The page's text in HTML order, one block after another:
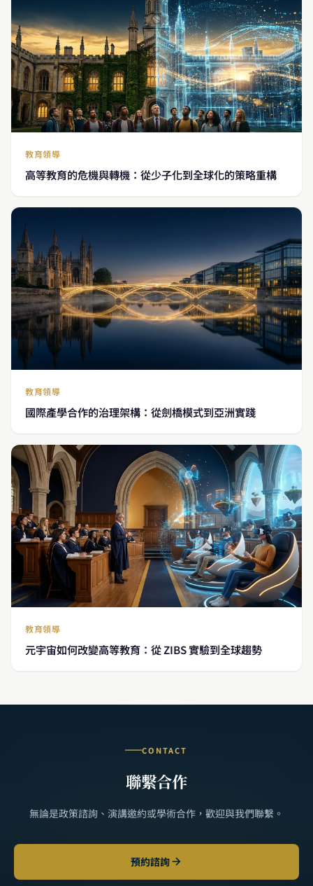
教育領導
高等教育的危機與轉機：從少子化到全球化的策略重構
教育領導
國際產學合作的治理架構：從劍橋模式到亞洲實踐
教育領導
元宇宙如何改變高等教育：從 ZIBS 實驗到全球趨勢
CONTACT
聯繫合作
無論是政策諮詢、演講邀約或學術合作，歡迎與我們聯繫。
預約諮詢